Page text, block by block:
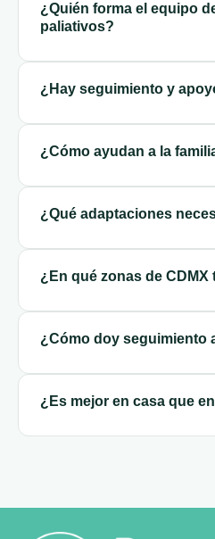
¿Quién forma el equipo
paliativos?
¿Hay seguimiento y
¿Cómo ayudan a la
¿Qué adaptaciones
¿En qué zonas de
¿Cómo doy seguimiento
¿Es mejor en casa que